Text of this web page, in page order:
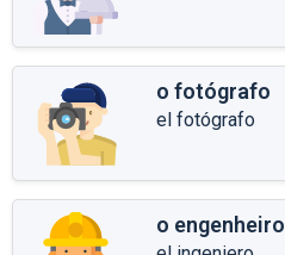
o fotógrafo
el fotógrafo
o engenheiro